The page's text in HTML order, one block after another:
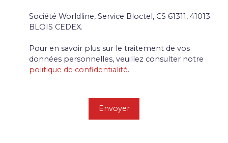
Société Worldline, Service Bloctel, CS 61311, 41013
BLOIS CEDEX.
Pour en savoir plus sur le traitement de vos
données personnelles, veuillez consulter notre
politique de confidentialité.
Envoyer